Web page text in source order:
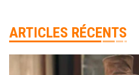
ARTICLES RÉCENTS